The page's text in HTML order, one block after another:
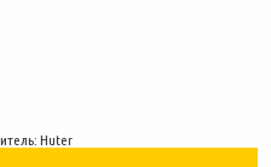
Huter